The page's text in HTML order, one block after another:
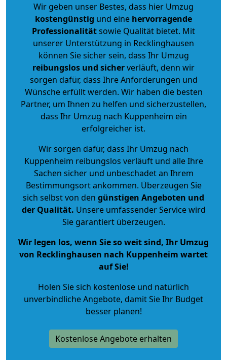
Wir geben unser Bestes, dass hier Umzug
kostengünstig und eine hervorragende
Professionalitätsowie Qualität bietet. Mit
unserer Unterstützung in Recklinghausen
können Sie sicher sein, dass Ihr Umzug
reibungslos und sicherverläuft, denn wir
sorgen dafür, dass Ihre Anforderungen und
Wünsche erfüllt werden. Wir haben die besten
Partner, um Ihnen zu helfen und sicherzustellen,
dass Ihr Umzug nach Kuppenheim ein
erfolgreicher ist.
Wir sorgen dafür, dass Ihr Umzug nach
Kuppenheim reibungslos verläuft und alle Ihre
Sachen sicher und unbeschadet an Ihrem
Bestimmungsort ankommen. Überzeugen Sie
sich selbst von den günstigen Angeboten und
der Qualität. Unsere umfassender Service wird
Sie garantiert überzeugen.
Wir legen los, wenn Sie so weit sind, Ihr Umzug
von Recklinghausen nach Kuppenheim wartet
auf Sie!
Holen Sie sich kostenlose und natürlich
unverbindliche Angebote, damit Sie Ihr Budget
besser planen!
Kostenlose Angebote erhalten